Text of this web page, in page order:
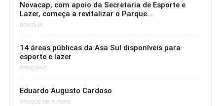
Novacap, com apoio da Secretaria de Esporte e
Lazer, começa a revitalizar o Parque...
BRASÍLIA
14 áreas públicas da Asa Sul disponíveis para
esporte e lazer
PRINCIPAIS
Eduardo Augusto Cardoso
CRAQUE DO FUTURO